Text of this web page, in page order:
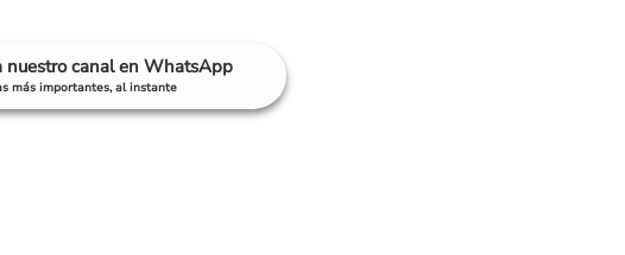
nuestro canal en WhatsApp
más importantes, al instante